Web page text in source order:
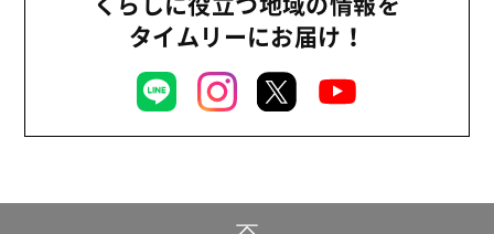
タイムリーにお届け！